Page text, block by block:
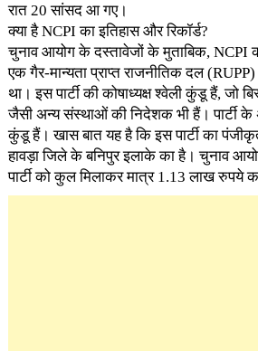
रात 20 सांसद आ गए।
क्या है NCPI का इतिहास और रिकॉर्ड?
चुनाव आयोग के दस्तावेजों के मुताबिक, NCPI
एक गैर-मान्यता प्राप्त राजनीतिक दल
था। इस पार्टी की कोषाध्यक्ष श्वेली कुंडू हैं, जो
जैसी अन्य संस्थाओं की निदेशक भी हैं। पार्टी के
कुंडू हैं। खास बात यह है कि इस पार्टी का
हावड़ा जिले के बनिपुर इलाके का है। चुनाव
पार्टी को कुल मिलाकर मात्र 1.13 लाख रुपये